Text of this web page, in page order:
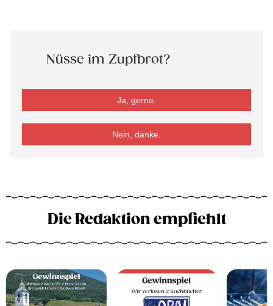
Nüsse im Zupfbrot?
Ja, gerne.
Nein, danke.
Die Redaktion empfiehlt